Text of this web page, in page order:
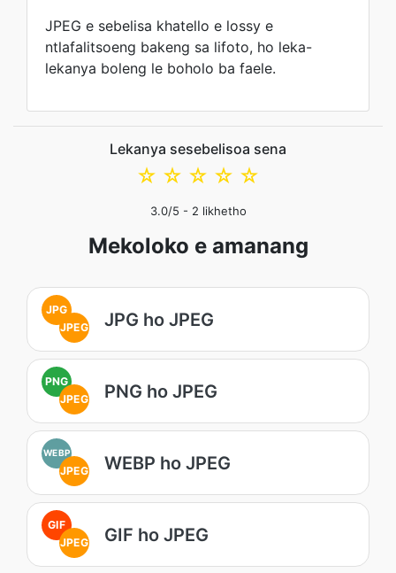
JPEG e sebelisa khatello e lossy e
ntlafalitsoeng bakeng sa lifoto, ho leka-
lekanya boleng le boholo ba faele.
Lekanya sesebelisoa sena
☆
☆
☆
☆
☆
3.0/5 - 2 likhetho
Mekoloko e amanang
JPG
JPEG
JPG ho JPEG
PNG
JPEG
PNG ho JPEG
WEBP
JPEG WEBP ho JPEG
GIF
JPEG
GIF ho JPEG